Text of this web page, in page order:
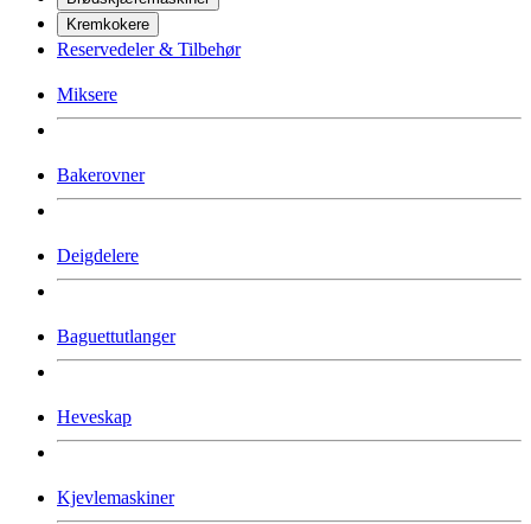
Kremkokere
Reservedeler & Tilbehør
Miksere
Bakerovner
Deigdelere
Baguettutlanger
Heveskap
Kjevlemaskiner